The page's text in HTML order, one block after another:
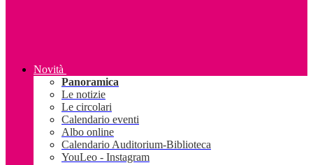
Novità
Panoramica
Le notizie
Le circolari
Calendario eventi
Albo online
Calendario Auditorium-Biblioteca
YouLeo - Instagram